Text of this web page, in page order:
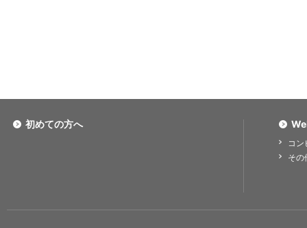
初めての方へ
コ
その